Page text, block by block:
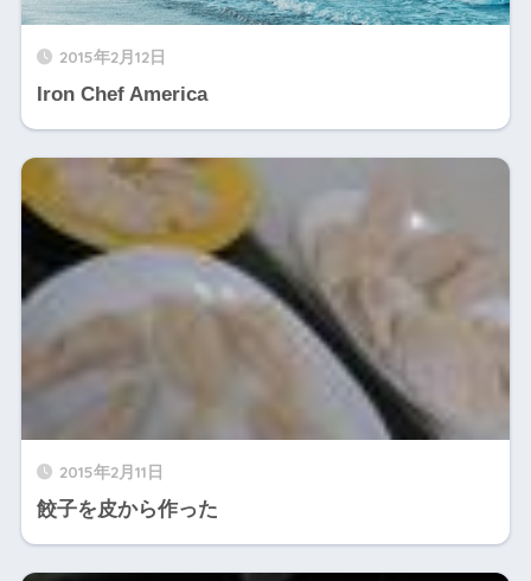
2015年2月12日
Iron Chef America
2015年2月11日
餃子を皮から作った